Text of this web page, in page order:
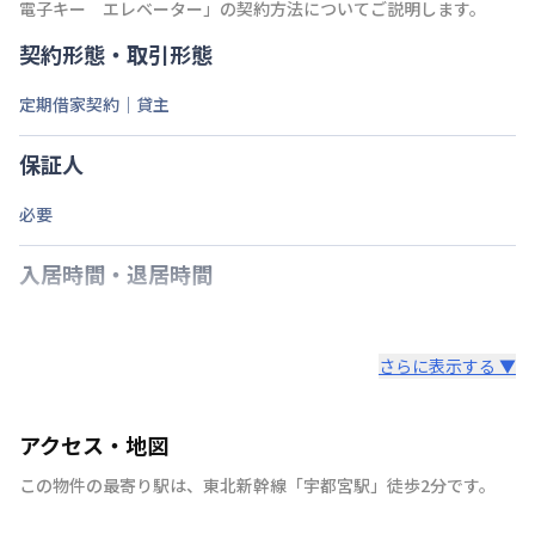
電子キー エレベーター 」の契約方法についてご説明します。
契約形態・取引形態
定期借家契約｜貸主
保証人
必要
入居時間・退居時間
さらに表示する ▼
アクセス・地図
この物件の最寄り駅は、 東北新幹線 「宇都宮駅 」 徒歩2分です。